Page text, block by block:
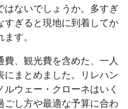
はないでしょうか。多すぎ
すぎると現地に到着してか
す。
費、観光費を含めた、一人
にまとめました。リレハン
ウェー・クローネはいく
ごし方や最適な予算に合わ